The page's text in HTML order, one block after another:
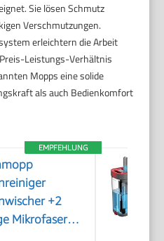
Sie lösen Schmutz
Verschmutzungen.
erleichtern die Arbeit
Leistungs-Verhältnis
Mopps eine solide
als auch Bedienkomfort
EMPFEHLUNG
+2
Mikrofaser